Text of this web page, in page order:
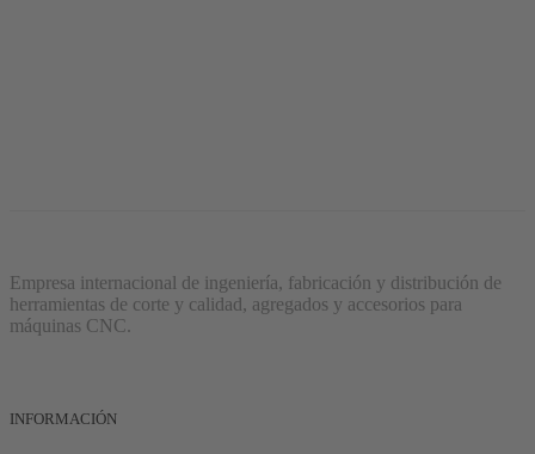
Empresa internacional de ingeniería, fabricación y distribución de
herramientas de corte y calidad, agregados y accesorios para
máquinas CNC.
INFORMACIÓN